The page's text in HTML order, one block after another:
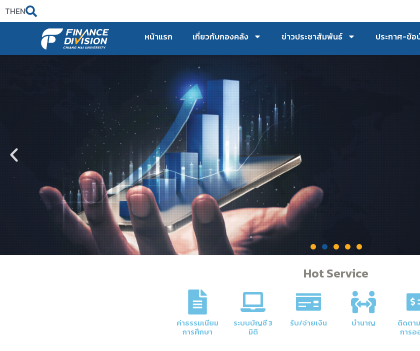
THEN
หน้าแรก เกี่ยวกับกองคลัง ข่าวประชาสัมพันธ์ ประกาศ-ข้อ
ภารกิจหลักของกองคลัง
การจัดการด้านการเงินและบัญชีของมหาวิทยาลัยให้มี
ความโปร่งใสและมีประสิทธิภาพ
Hot Service
ค่าธรรมเนียม
การศึกษา
ระบบบัญชี 3
มิติ
รับ/จ่ายเงิน บำนาญ ติดตา
การอ